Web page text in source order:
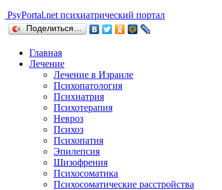
PsyPortal.net психиатрический портал
Поделиться…
Главная
Лечение
Лечение в Израиле
Психопатология
Психиатрия
Психотерапия
Невроз
Психоз
Психопатия
Эпилепсия
Шизофрения
Психосоматика
Психосоматические расстройства